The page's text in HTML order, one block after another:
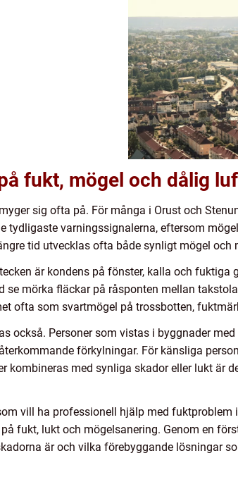
fukt, mögel och dålig
sig ofta på. För många i Orust och
tydligaste varningssignalerna, eftersom
tid utvecklas ofta både synligt mögel
är kondens på fönster, kalla och
se mörka fläckar på råsponten mellan
ofta som svartmögel på trossbotten,
också. Personer som vistas i byggnader
förkylningar. För känsliga
kombineras med synliga skador eller lukt är
vill ha professionell hjälp med
fukt, lukt och mögelsanering. Genom en
är och vilka förebyggande lösningar